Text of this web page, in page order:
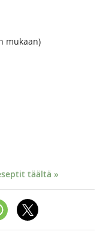
mukaan)
täältä »